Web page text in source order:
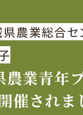
農業総合セ
業青年
催されま